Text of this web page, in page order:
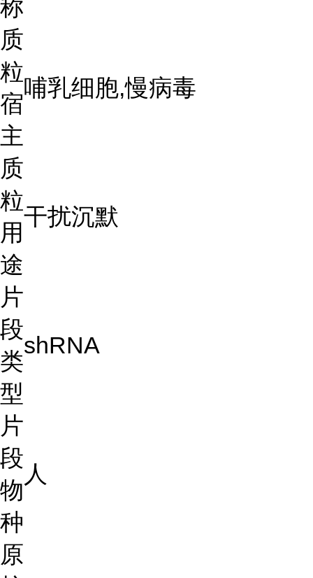
称
质
粒
宿
主
哺乳细胞,慢病毒
质
粒
用
途
干扰沉默
片
段
类
型
shRNA
片
段
物
种
人
原